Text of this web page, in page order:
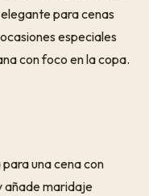
para cenas
especiales
con foco en la copa.
una cena con
añade maridaje